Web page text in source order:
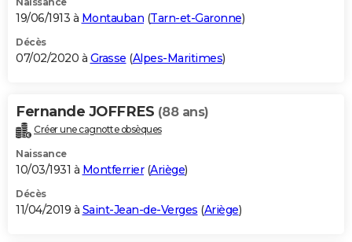
19/06/1913 à Montauban (Tarn-et-Garonne)
Décès
07/02/2020 à Grasse (Alpes-Maritimes)
Fernande JOFFRES (88 ans)
Créer une cagnotte obsèques
Naissance
10/03/1931 à Montferrier(Ariège)
Décès
11/04/2019 à Saint-Jean-de-Verges (Ariège)